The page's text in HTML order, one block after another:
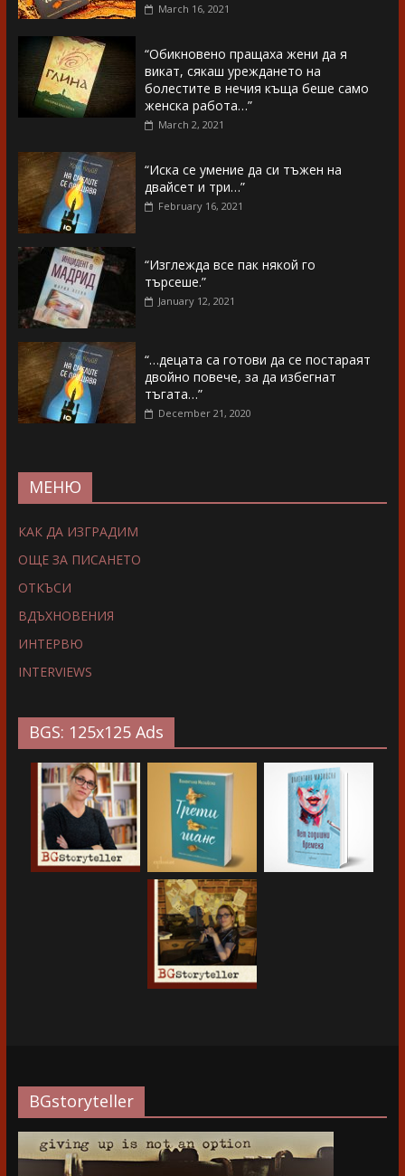
March 16, 2021
“Обикновено пращаха жени да я
викат, сякаш уреждането на
болестите в нечия къща беше само
женска работа…”
March 2, 2021
“Иска се умение да си тъжен на
двайсет и три…”
February 16, 2021
“Изглежда все пак някой го
търсеше.”
January 12, 2021
“…децата са готови да се постараят
двойно повече, за да избегнат
тъгата…”
December 21, 2020
МЕНЮ
КАК ДА ИЗГРАДИМ
ОЩЕ ЗА ПИСАНЕТО
ОТКЪСИ
ВДЪХНОВЕНИЯ
ИНТЕРВЮ
INTERVIEWS
BGS: 125x125 Ads
BGstoryteller